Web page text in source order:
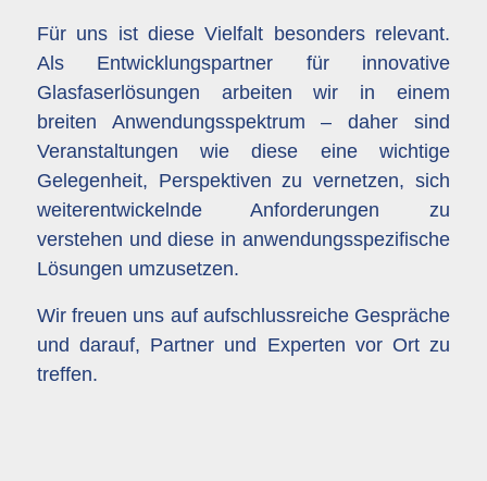
Für uns ist diese Vielfalt besonders relevant.
Als Entwicklungspartner für innovative
Glasfaserlösungen arbeiten wir in einem
breiten Anwendungsspektrum – daher sind
Veranstaltungen wie diese eine wichtige
Gelegenheit, Perspektiven zu vernetzen, sich
weiterentwickelnde Anforderungen zu
verstehen und diese in anwendungsspezifische
Lösungen umzusetzen.
Wir freuen uns auf aufschlussreiche Gespräche
und darauf, Partner und Experten vor Ort zu
treffen.